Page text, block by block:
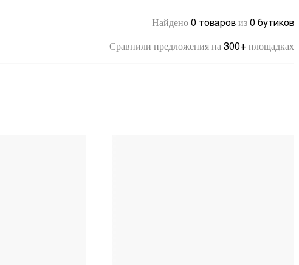
Найдено 0 товаров из 0 бутиков
Сравнили предложения на 300+ площадках